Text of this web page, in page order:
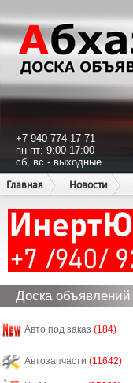
+7 940 774-17-71
пн-пт: 9:00-17:00
сб, вс - выходные
Главная
Новости
Доска объявлений
Авто под заказ (184)
Автозапчасти (11642)